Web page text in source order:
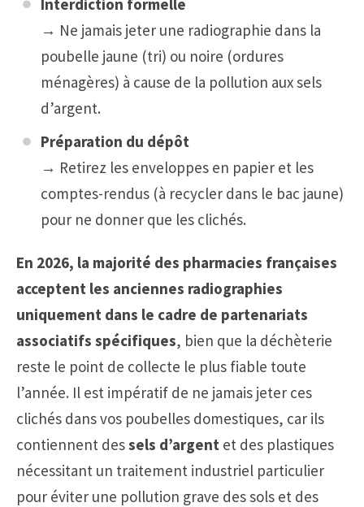
Interdiction formelle
→ Ne jamais jeter une radiographie dans la
poubelle jaune (tri) ou noire (ordures
ménagères) à cause de la pollution aux sels
d’argent.
Préparation du dépôt
→ Retirez les enveloppes en papier et les
comptes-rendus (à recycler dans le bac jaune)
pour ne donner que les clichés.
En 2026, la majorité des pharmacies françaises
acceptent les anciennes radiographies
uniquement dans le cadre de partenariats
associatifs spécifiques, bien que la déchèterie
reste le point de collecte le plus fiable toute
l’année. Il est impératif de ne jamais jeter ces
clichés dans vos poubelles domestiques, car ils
contiennent dessels d’argent et des plastiques
nécessitant un traitement industriel particulier
pour éviter une pollution grave des sols et des